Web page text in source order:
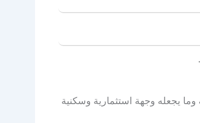
يجعله وجهة استثمارية وسكنية